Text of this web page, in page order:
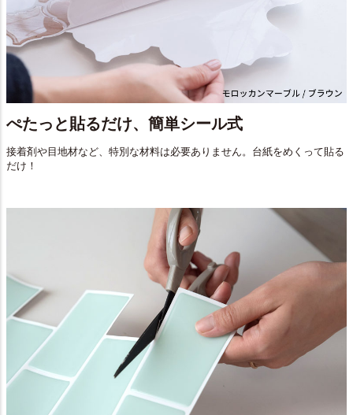
ぺたっと貼るだけ、簡単シール式
接着剤や目地材など、特別な材料は必要ありません。台紙をめくって貼る
だけ！